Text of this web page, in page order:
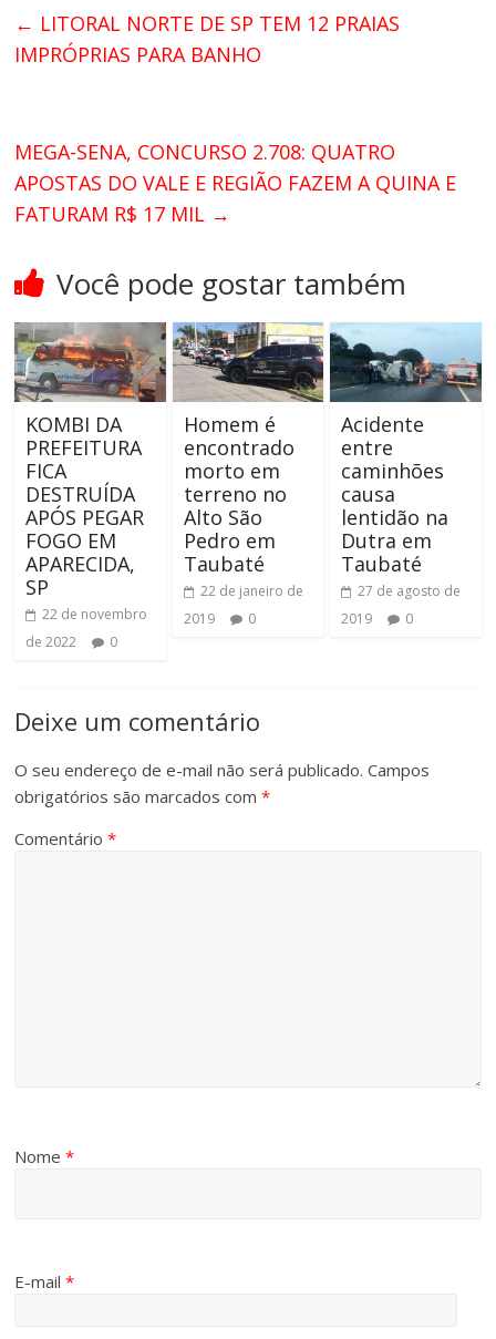
← LITORAL NORTE DE SP TEM 12 PRAIAS
IMPRÓPRIAS PARA BANHO
MEGA-SENA, CONCURSO 2.708: QUATRO
APOSTAS DO VALE E REGIÃO FAZEM A QUINA E
FATURAM R$ 17 MIL →
Você pode gostar também
KOMBI DA
PREFEITURA
FICA
DESTRUÍDA
APÓS PEGAR
FOGO EM
APARECIDA,
SP
22 de novembro
de 2022
0
Homem é
encontrado
morto em
terreno no
Alto São
Pedro em
Taubaté
22 de janeiro de
2019
0
Acidente
entre
caminhões
causa
lentidão na
Dutra em
Taubaté
27 de agosto de
2019
0
Deixe um comentário
O seu endereço de e-mail não será publicado. Campos
obrigatórios são marcados com*
Comentário*
Nome*
E-mail*